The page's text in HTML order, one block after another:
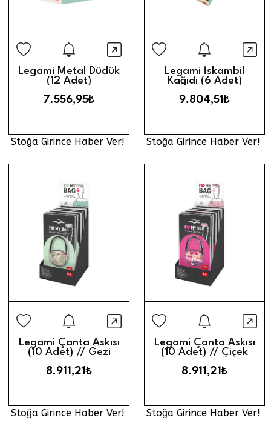
Stoğa Girince Haber Ver
Hızlı Görünüm
Legami Metal Düdük
(12 Adet)
7.556,95₺
Stoğa Girince Haber Ver!
Stoğa
Legami İskambil
Kağıdı (6 Adet)
9.804,51₺
Stoğa Girince Haber Ver!
Stoğa Girince Haber Ver
Hızlı Görünüm
Legami Çanta Askısı
(10 Adet) // Gezi
8.911,21₺
Stoğa Girince Haber Ver!
Stoğa
Legami Çanta Askısı
(10 Adet) // Çiçek
8.911,21₺
Stoğa Girince Haber Ver!